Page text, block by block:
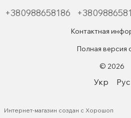
+380988658186
Контактная
Полная версия
© 2026
Укр Рус
Интернет-магазин создан с Хорошоп